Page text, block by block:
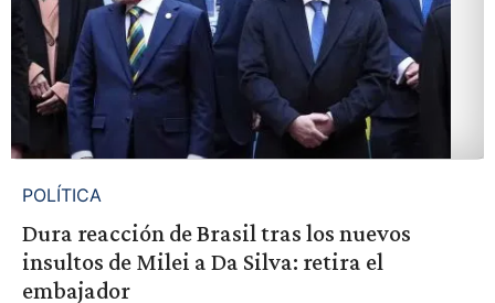
POLÍTICA
Dura reacción de Brasil tras los nuevos
insultos de Milei a Da Silva: retira el
embajador